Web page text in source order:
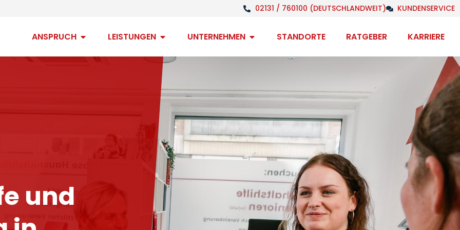
02131 / 760100 (DEUTSCHLANDWEIT) KUNDENSERVICE
ANSPRUCH Open Anspruch
LEISTUNGEN Open Leistungen
UNTERNEHMEN Open Unternehmen
STANDORTE RATGEBER KARRIERE
und